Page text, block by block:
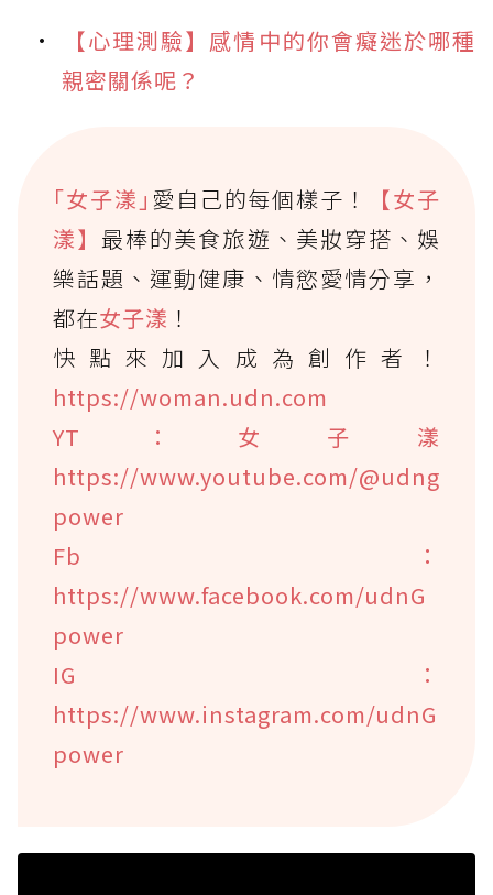
【心理測驗】感情中的你會癡迷於哪種
親密關係呢？
｢女子漾｣ 愛自己的每個樣子！
【女子
漾】 最棒的美食旅遊、美妝穿搭、娛
樂話題、運動健康、情慾愛情分享，
都在女子漾 ！
快點來加入成為創作者！
https://woman.udn.com
YT：女子漾
https://www.youtube.com/@udng
power
Fb：
https://www.facebook.com/udnG
power
IG：
https://www.instagram.com/udnG
power